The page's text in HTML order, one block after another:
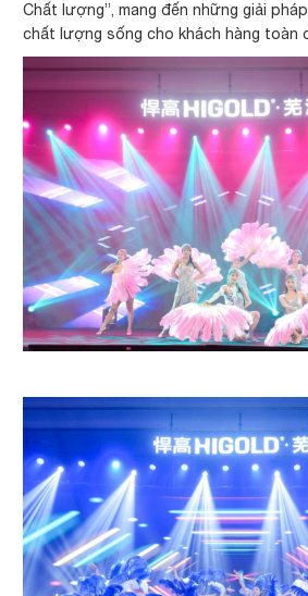
Chất lượng”, mang đến những giải
chất lượng sống cho khách hàng toàn